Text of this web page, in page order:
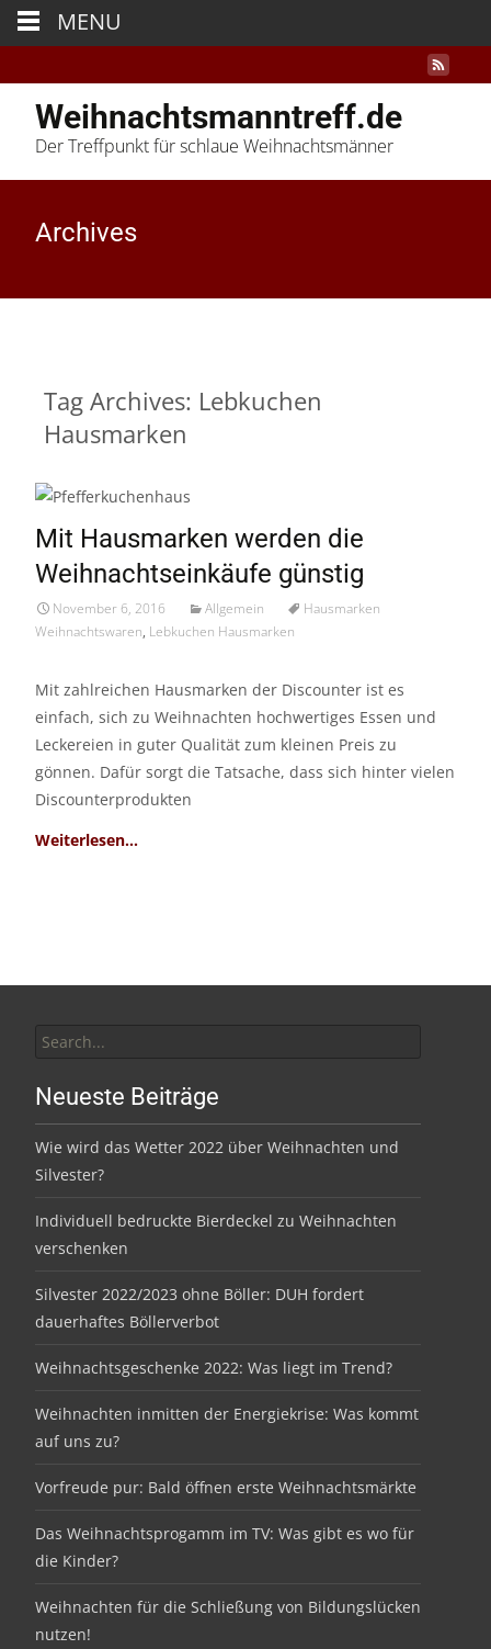
Weihnachtsmanntreff.de
Der Treffpunkt für schlaue Weihnachtsmänner
Archives
Tag Archives: Lebkuchen
Hausmarken
06
Nov./16
Mit Hausmarken werden die
Weihnachtseinkäufe günstig
November 6, 2016 Allgemein
Hausmarken
Weihnachtswaren, Lebkuchen Hausmarken
Mit zahlreichen Hausmarken der Discounter ist es
einfach, sich zu Weihnachten hochwertiges Essen und
Leckereien in guter Qualität zum kleinen Preis zu
gönnen. Dafür sorgt die Tatsache, dass sich hinter vielen
Discounterprodukten
for:
Neueste Beiträge
Wie wird das Wetter 2022 über Weihnachten und
Silvester?
Individuell bedruckte Bierdeckel zu Weihnachten
verschenken
Silvester 2022/2023 ohne Böller: DUH fordert
dauerhaftes Böllerverbot
Weihnachtsgeschenke 2022: Was liegt im Trend?
Weihnachten inmitten der Energiekrise: Was kommt
auf uns zu?
Vorfreude pur: Bald öffnen erste Weihnachtsmärkte
Das Weihnachtsprogamm im TV: Was gibt es wo für
die Kinder?
Weihnachten für die Schließung von Bildungslücken
nutzen!
MENU